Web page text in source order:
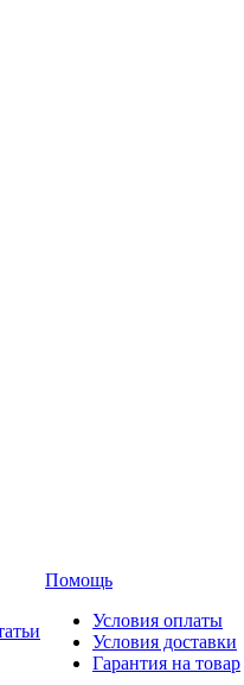
Помощь
Условия оплаты
Условия доставки
Гарантия на товар